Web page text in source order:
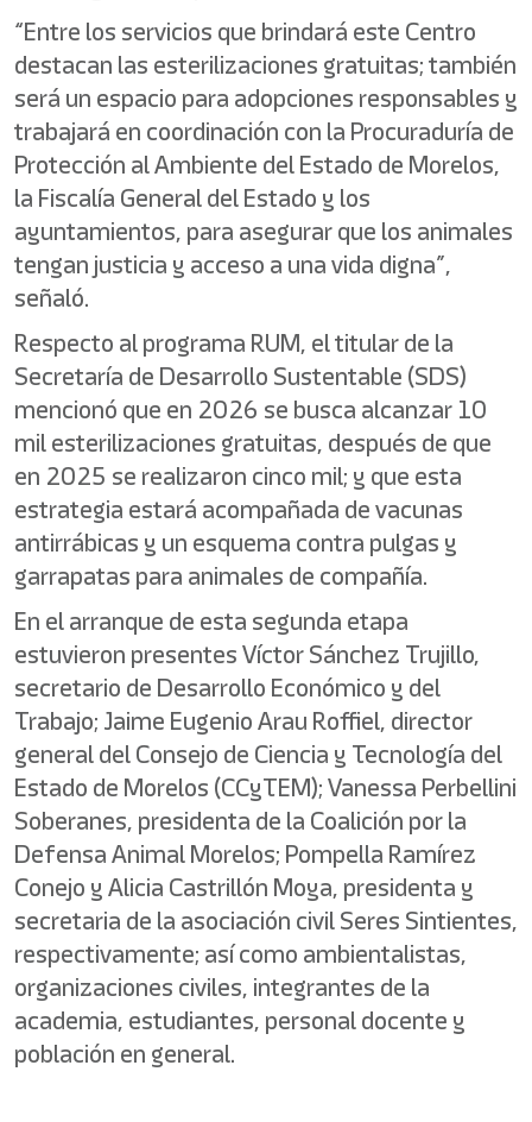
“Entre los servicios que brindará este Centro
destacan las esterilizaciones gratuitas; también
será un espacio para adopciones responsables y
trabajará en coordinación con la Procuraduría de
Protección al Ambiente del Estado de Morelos,
la Fiscalía General del Estado y los
ayuntamientos, para asegurar que los animales
tengan justicia y acceso a una vida digna”,
señaló.
Respecto al programa RUM, el titular de la
Secretaría de Desarrollo Sustentable (SDS)
mencionó que en 2026 se busca alcanzar 10
mil esterilizaciones gratuitas, después de que
en 2025 se realizaron cinco mil; y que esta
estrategia estará acompañada de vacunas
antirrábicas y un esquema contra pulgas y
garrapatas para animales de compañía.
En el arranque de esta segunda etapa
estuvieron presentes Víctor Sánchez Trujillo,
secretario de Desarrollo Económico y del
Trabajo; Jaime Eugenio Arau Roffiel, director
general del Consejo de Ciencia y Tecnología del
Estado de Morelos (CCyTEM); Vanessa Perbellini
Soberanes, presidenta de la Coalición por la
Defensa Animal Morelos; Pompella Ramírez
Conejo y Alicia Castrillón Moya, presidenta y
secretaria de la asociación civil Seres Sintientes,
respectivamente; así como ambientalistas,
organizaciones civiles, integrantes de la
academia, estudiantes, personal docente y
población en general.